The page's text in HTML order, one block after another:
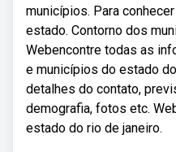
municípios. Para
estado. Contorno dos
Webencontre todas as
e municípios do estado
detalhes do contato,
demografia, fotos etc.
estado do rio de janeiro.